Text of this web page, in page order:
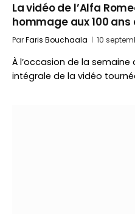
La vidéo de l’Alfa
hommage aux 100
ParFaris Bouchaala 10
À l’occasion de la semaine
intégrale de la vidéo